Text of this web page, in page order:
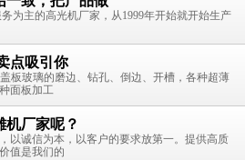
为主的高光机厂家，从1999年开始就开始生产
点吸引你
板玻璃的磨边、钻孔、倒边、开槽，各种超薄
面板加工
机厂家呢？
以诚信为本，以客户的要求放第一。提供高质
值是我们的